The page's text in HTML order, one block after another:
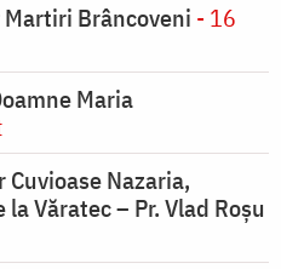
Brâncoveni - 16
Maria
Nazaria,
Văratec – Pr. Vlad Roșu